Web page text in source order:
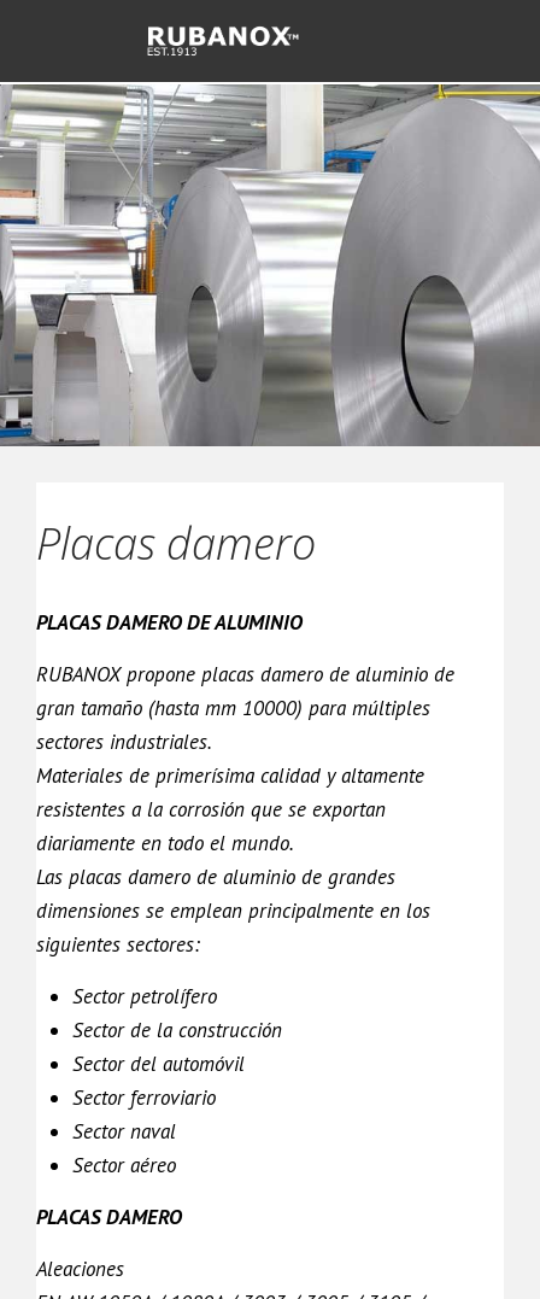
Placas damero
PLACAS DAMERO DE ALUMINIO
RUBANOX propone placas damero de aluminio de
gran tamaño (hasta mm 10000) para múltiples
sectores industriales.
Materiales de primerísima calidad y altamente
resistentes a la corrosión que se exportan
diariamente en todo el mundo.
Las placas damero de aluminio de grandes
dimensiones se emplean principalmente en los
siguientes sectores:
Sector petrolífero
Sector de la construcción
Sector del automóvil
Sector ferroviario
Sector naval
Sector aéreo
PLACAS DAMERO
Aleaciones